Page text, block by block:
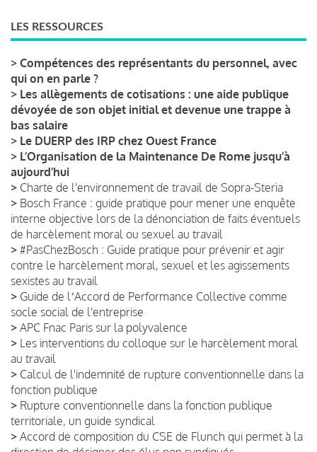
LES RESSOURCES
> Compétences des représentants du personnel, avec
qui on en parle ?
> Les allègements de cotisations : une aide publique
dévoyée de son objet initial et devenue une trappe à
bas salaire
> Le DUERP des IRP chez Ouest France
> L’Organisation de la Maintenance De Rome jusqu’à
aujourd’hui
> Charte de l'environnement de travail de Sopra-Steria
> Bosch France : guide pratique pour mener une enquête
interne objective lors de la dénonciation de faits éventuels
de harcèlement moral ou sexuel au travail
> #PasChezBosch : Guide pratique pour prévenir et agir
contre le harcèlement moral, sexuel et les agissements
sexistes au travail
> Guide de lʼAccord de Performance Collective comme
socle social de l'entreprise
> APC Fnac Paris sur la polyvalence
> Les interventions du colloque sur le harcèlement moral
au travail
> Calcul de l'indemnité de rupture conventionnelle dans la
fonction publique
> Rupture conventionnelle dans la fonction publique
territoriale, un guide syndical
> Accord de composition du CSE de Flunch qui permet à la